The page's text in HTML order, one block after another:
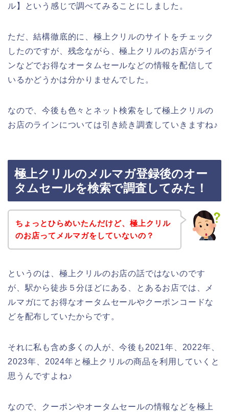
ル】という感じで調べてみることにしました。
ただ、結構徹底的に、極上クリルのサイトをチェック
したのですが、残念ながら、極上クリルのお店がライ
ンなどでお得なオータムセールなどの情報を配信して
いるかどうかは分かりませんでした。
なので、今後も色々とネット検索をして極上クリルの
お店のラインについては引き続き調査していきますね♪
極上クリルのメルマガ登録後のオー
タムセールを検索で調査してみた！
ちょっとひらめいたんだけど、極上クリル
のお店ってメルマガをしていないの？
というのは、極上クリルのお店の話ではないのです
が、駅から徒歩５分ほどにある、とあるお店では、メ
ルマガにてお得なオータムセールやクーポンコードな
どを配布していたからです。
それに私も含め多くの人が、今後も2021年、2022年、
2023年、2024年と極上クリルの商品を利用していくと
思うんですよね♪
なので、クーポンやオータムセールの情報などを極上